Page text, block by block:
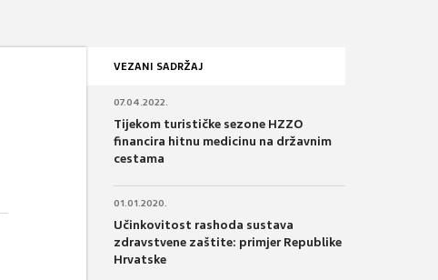
VEZANI SADRŽAJ
07.04.2022.
Tijekom turističke sezone HZZO
financira hitnu medicinu na državnim
cestama
01.01.2020.
Učinkovitost rashoda sustava
zdravstvene zaštite: primjer Republike
Hrvatske